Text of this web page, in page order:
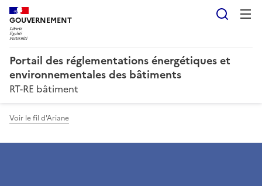
GOUVERNEMENT
Portail des réglementations énergétiques et
environnementales des bâtiments
RT-RE bâtiment
Voir le fil d'Ariane